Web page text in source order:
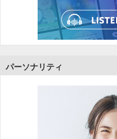
パーソナリティ